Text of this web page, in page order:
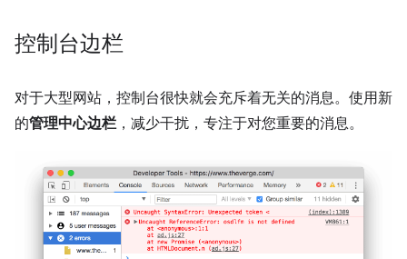
控制台边栏
对于大型网站，控制台很快就会充斥着无关的消息。使用新
的管理中心边栏，减少干扰，专注于对您重要的消息。